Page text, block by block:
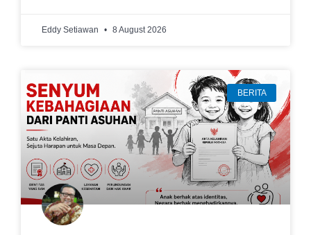
Eddy Setiawan 8 August 2026
BERITA